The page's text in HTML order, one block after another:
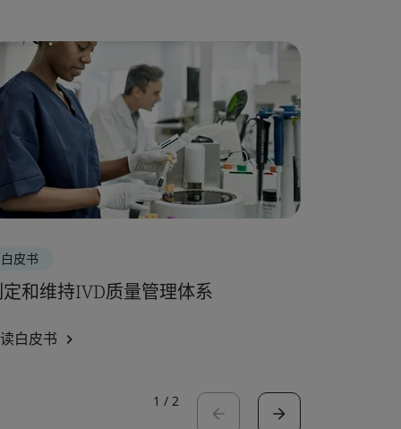
白皮书
和维持IVD质量管理体系
白皮书
1 / 2